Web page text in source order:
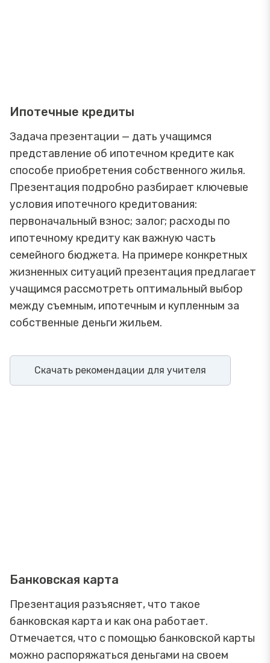
Ипотечные кредиты
Задача презентации — дать учащимся
представление об ипотечном кредите как
способе приобретения собственного жилья.
Презентация подробно разбирает ключевые
условия ипотечного кредитования:
первоначальный взнос; залог; расходы по
ипотечному кредиту как важную часть
семейного бюджета. На примере конкретных
жизненных ситуаций презентация предлагает
учащимся рассмотреть оптимальный выбор
между съемным, ипотечным и купленным за
собственные деньги жильем.
Скачать рекомендации для учителя
Банковская карта
Презентация разъясняет, что такое
банковская карта и как она работает.
Отмечается, что с помощью банковской карты
можно распоряжаться деньгами на своем